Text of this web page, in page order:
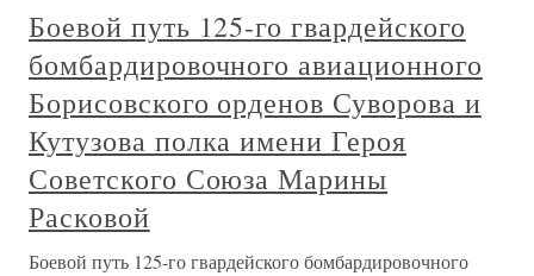
Боевой путь 125-го гвардейского
бомбардировочного авиационного
Борисовского орденов Суворова и
Кутузова полка имени Героя
Советского Союза Марины
Расковой
Боевой путь 125-го гвардейского бомбардировочного